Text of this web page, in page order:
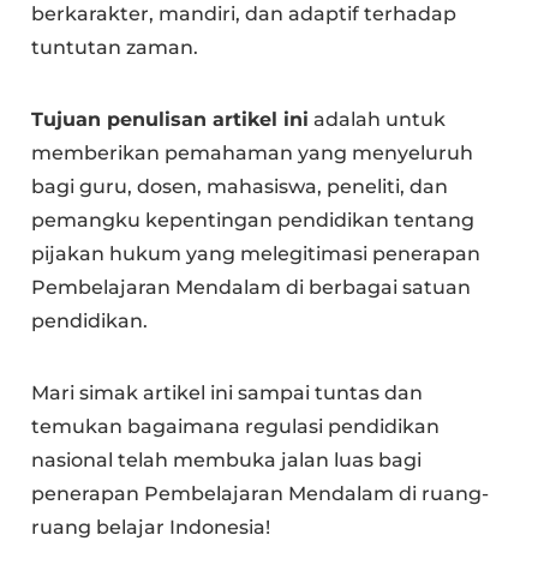
berkarakter, mandiri, dan adaptif terhadap
tuntutan zaman.
Tujuan penulisan artikel ini adalah untuk
memberikan pemahaman yang menyeluruh
bagi guru, dosen, mahasiswa, peneliti, dan
pemangku kepentingan pendidikan tentang
pijakan hukum yang melegitimasi penerapan
Pembelajaran Mendalam di berbagai satuan
pendidikan.
Mari simak artikel ini sampai tuntas dan
temukan bagaimana regulasi pendidikan
nasional telah membuka jalan luas bagi
penerapan Pembelajaran Mendalam di ruang-
ruang belajar Indonesia!